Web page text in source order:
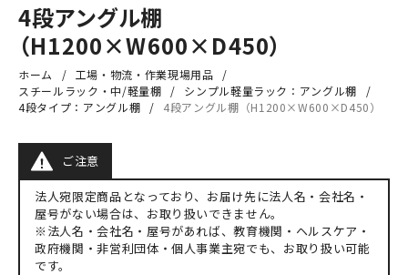
4段アングル棚
（H1200×W600×D450）
ホーム
工場・物流・作業現場用品
スチールラック・中/軽量棚
シンプル軽量ラック：アングル棚
4段タイプ：アングル棚
4段アングル棚（H1200×W600×D450）
ご注意
法人宛限定商品となっており、お届け先に法人名・会社名・
屋号がない場合は、お取り扱いできません。
※法人名・会社名・屋号があれば、教育機関・ヘルスケア・
政府機関・非営利団体・個人事業主宛でも、お取り扱い可能
です。